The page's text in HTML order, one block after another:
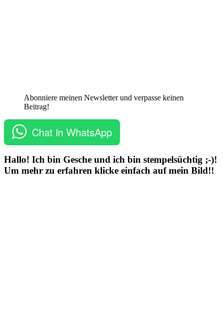
Abonniere meinen Newsletter und verpasse keinen
Beitrag!
Chat in WhatsApp
Hallo! Ich bin Gesche und ich bin stempelsüchtig ;-)!
Um mehr zu erfahren klicke einfach auf mein Bild!!